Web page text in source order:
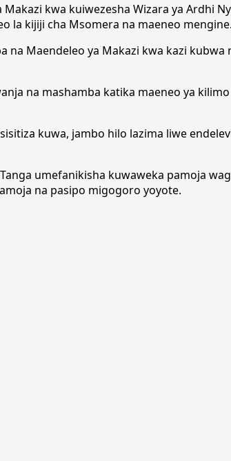
kwa kuiwezesha Wizara ya Ardhi
la kijiji cha Msomera na maeneo mengine.
na Maendeleo ya Makazi kwa kazi
na mashamba katika maeneo ya
kuwa, jambo hilo lazima liwe
umefanikisha kuwaweka pamoja
na pasipo migogoro yoyote.